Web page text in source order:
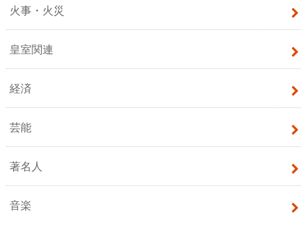
火事・火災
皇室関連
経済
芸能
著名人
音楽